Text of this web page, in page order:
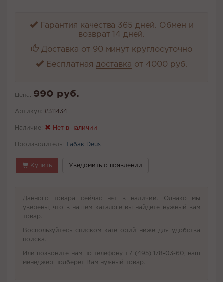
Гарантия качества 365 дней. Обмен и
возврат 14 дней.
Доставка от 90 минут круглосуточно
Бесплатная доставка от 4000 руб.
Цена: 990 руб.
Артикул: #311434
Наличие: Нет в наличии
Производитель: Табак Deus
Купить Уведомить о появлении
Данного товара сейчас нет в наличии. Однако мы
уверены, что в нашем каталоге вы найдете нужный вам
товар.
Воспользуйтесь списком категорий ниже для удобства
поиска.
Или позвоните нам по телефону +7 (495) 178-03-60, наш
менеджер подберет Вам нужный товар.